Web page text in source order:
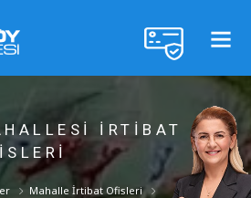
İRTIBAT
Mahalle İrtibat Ofisleri